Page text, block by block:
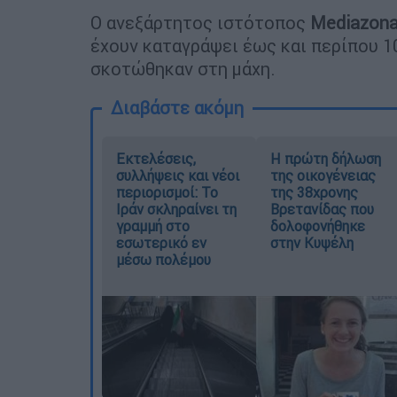
Ο ανεξάρτητος ιστότοπος
έχουν καταγράψει έως και περίπου
σκοτώθηκαν στη μάχη.
Διαβάστε ακόμη
Εκτελέσεις,
συλλήψεις και νέοι
περιορισμοί: Το
Ιράν σκληραίνει τη
γραμμή στο
εσωτερικό εν
μέσω πολέμου
Η πρώτη δήλωση
της οικογένειας
της 38χρονης
Βρετανίδας που
δολοφονήθηκε
στην Κυψέλη